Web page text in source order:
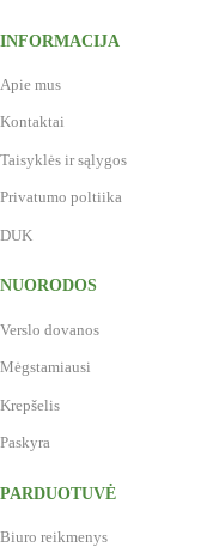
INFORMACIJA
Apie mus
Kontaktai
Taisyklės ir sąlygos
Privatumo poltiika
DUK
NUORODOS
Verslo dovanos
Mėgstamiausi
Krepšelis
Paskyra
PARDUOTUVĖ
Biuro reikmenys